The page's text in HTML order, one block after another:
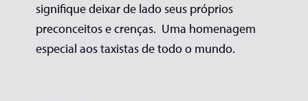
signifique deixar de lado seus próprios
preconceitos e crenças. Uma homenagem
especial aos taxistas de todo o mundo.